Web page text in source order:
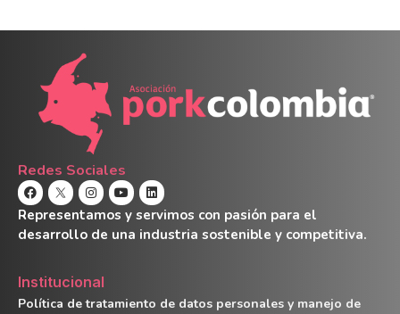
Redes Sociales
Representamos y servimos con pasión para el
desarrollo de una industria sostenible y competitiva.
Institucional
Política de tratamiento de datos personales y manejo de